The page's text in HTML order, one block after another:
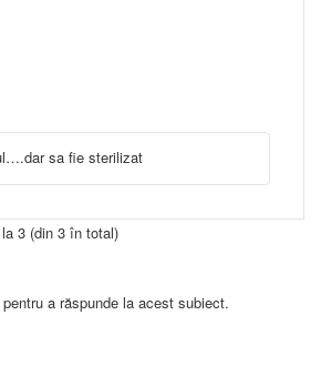
sa fie sterilizat
3 (din 3 în total)
a răspunde la acest subiect.